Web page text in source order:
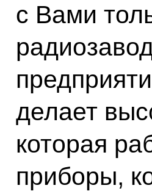
с Вами
делает
которая
приборы,